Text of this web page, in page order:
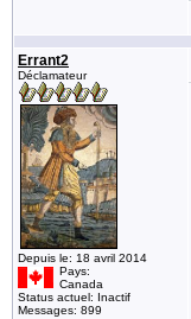
Errant2
Déclamateur
Depuis le: 18 avril 2014
Pays:
Canada
Status actuel: Inactif
Messages: 899